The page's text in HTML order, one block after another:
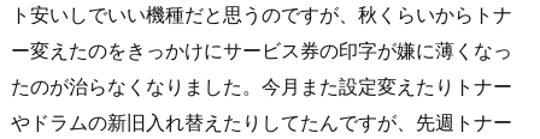
ト安いしでいい機種だと思うのですが、秋くらいからトナ
ー変えたのをきっかけにサービス券の印字が嫌に薄くなっ
たのが治らなくなりました。今月また設定変えたりトナー
やドラムの新旧入れ替えたりしてたんですが、先週トナー